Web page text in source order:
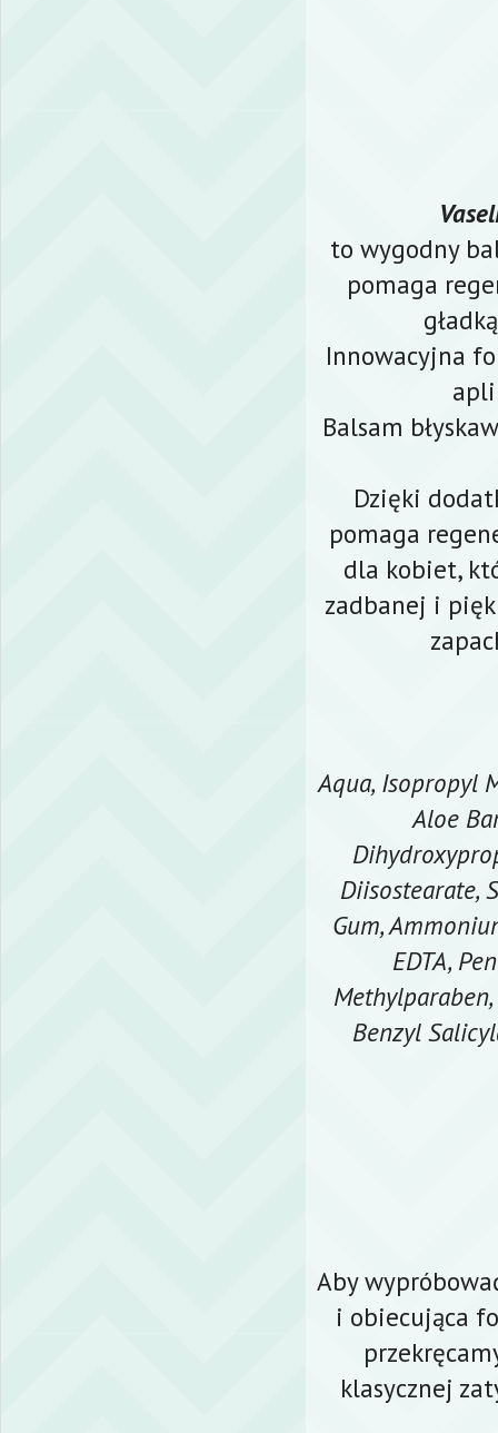
to wygodny
pomaga
Innowacyjna
Balsam
Dzięki
pomaga
dla kobiet,
zadbanej i
Aqua, Isopropyl
Aloe
Diisostearate,
Gum,
EDTA,
Benzyl
Aby
i obiecująca
klasycznej